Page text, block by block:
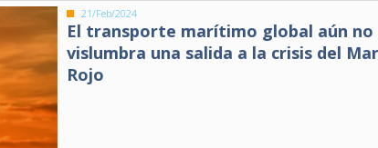
21/Feb/2024
El transporte marítimo global aún no
vislumbra una salida a la crisis del Mar
Rojo